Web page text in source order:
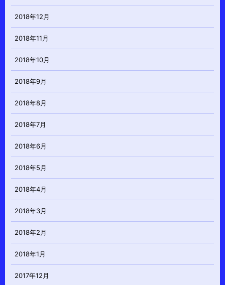
2018年12月
2018年11月
2018年10月
2018年9月
2018年8月
2018年7月
2018年6月
2018年5月
2018年4月
2018年3月
2018年2月
2018年1月
2017年12月